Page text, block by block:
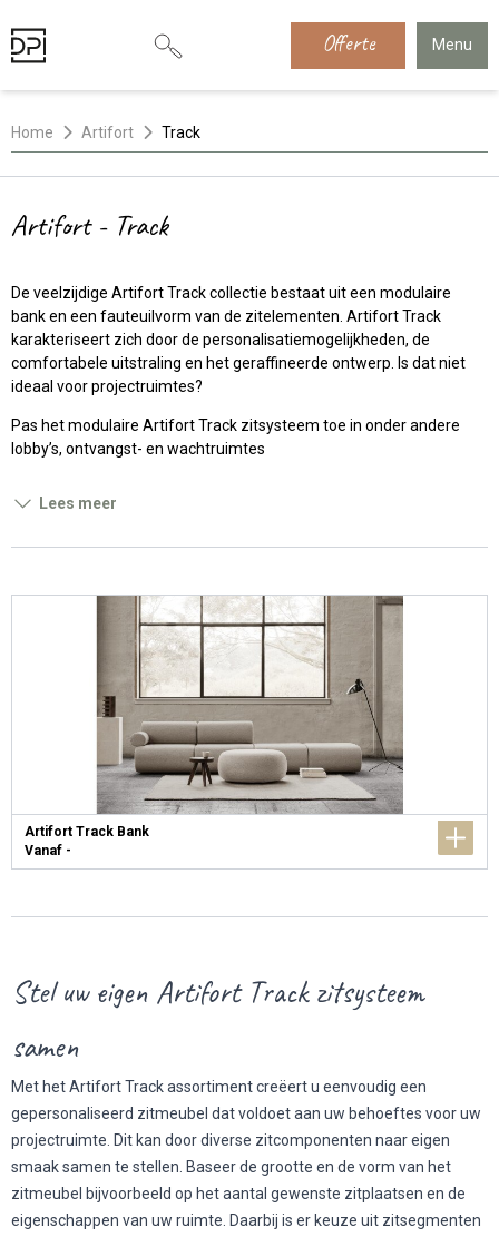
Offerte Menu
Home Artifort Track
Artifort - Track
De veelzijdige Artifort Track collectie bestaat uit een modulaire
bank en een fauteuilvorm van de zitelementen. Artifort Track
karakteriseert zich door de personalisatiemogelijkheden, de
comfortabele uitstraling en het geraffineerde ontwerp. Is dat niet
ideaal voor projectruimtes?
Pas het modulaire Artifort Track zitsysteem toe in onder andere
lobby’s, ontvangst- en wachtruimtes
Lees meer
Artifort Track Bank
Vanaf -
Stel uw eigen Artifort Track zitsysteem
samen
Met het Artifort Track assortiment creëert u eenvoudig een
gepersonaliseerd zitmeubel dat voldoet aan uw behoeftes voor uw
projectruimte. Dit kan door diverse zitcomponenten naar eigen
smaak samen te stellen. Baseer de grootte en de vorm van het
zitmeubel bijvoorbeeld op het aantal gewenste zitplaatsen en de
eigenschappen van uw ruimte. Daarbij is er keuze uit zitsegmenten